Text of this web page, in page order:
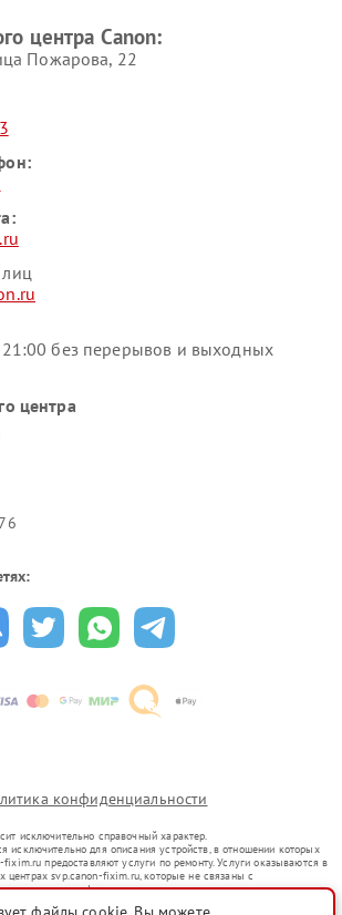
центра Canon:
Пожарова, 22
без перерывов и выходных
центра
конфиденциальности
исключительно справочный характер.
исключительно для описания устройств, в отношении которых
предоставляют услуги по ремонту. Услуги оказываются в
центрах svp.canon-fixim.ru, которые не связаны с
знаков или их официальными представителями.
уже введенных в гражданский оборот в соответствии